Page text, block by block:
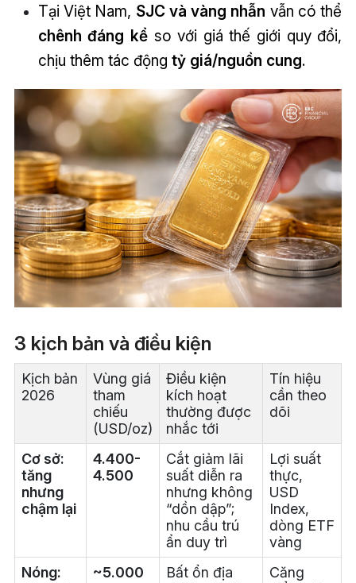
Tại Việt Nam, SJC và vàng nhẫn vẫn có thể
chênh đáng kể so với giá thế giới quy đổi,
chịu thêm tác động tỷ giá/nguồn cung.
3 kịch bản và điều kiện
Kịch bản
2026
Vùng giá
tham
chiếu
(USD/oz)
Điều kiện
kích hoạt
thường được
nhắc tới
Tín hiệu
cần theo
dõi
Cơ sở:
tăng
nhưng
chậm lại
4.400-
4.500
Cắt giảm lãi
suất diễn ra
nhưng không
“dồn dập”;
nhu cầu trú
ẩn duy trì
Lợi suất
thực,
USD
Index,
dòng ETF
vàng
Nóng:
~5.000
Bất ổn địa
Căng